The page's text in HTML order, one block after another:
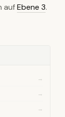
aufEbene 3.